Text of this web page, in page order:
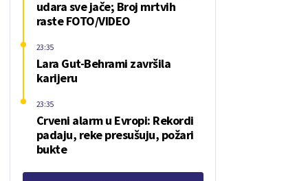
udara sve jače; Broj mrtvih
raste FOTO/VIDEO
Lara Gut-Behrami završila
karijeru
23:35
Crveni alarm u Evropi: Rekordi
padaju, reke presušuju, požari
bukte
23:35